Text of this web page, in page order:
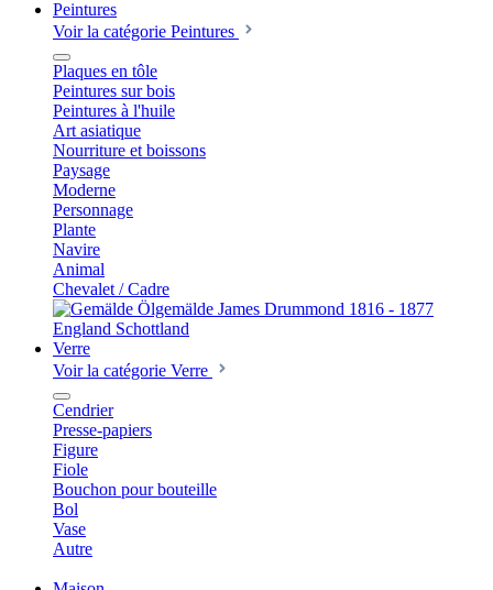
Peintures
Voir la catégorie Peintures
Plaques en tôle
Peintures sur bois
Peintures à l'huile
Art asiatique
Nourriture et boissons
Paysage
Moderne
Personnage
Plante
Navire
Animal
Chevalet / Cadre
Verre
Voir la catégorie Verre
Cendrier
Presse-papiers
Figure
Fiole
Bouchon pour bouteille
Bol
Vase
Autre